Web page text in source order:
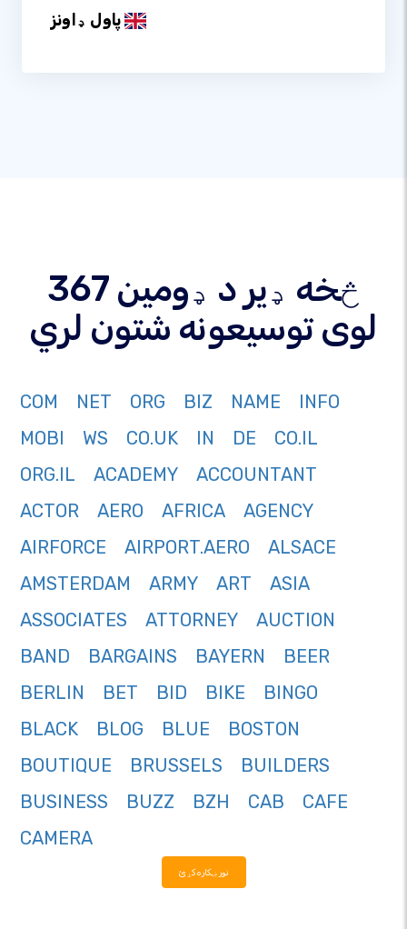
پاول ډاونز
367 څخه ډیر د ډومین
لوی توسیعونه شتون لري
COM NET ORG BIZ NAME
INFO
MOBI
WS CO.UK IN DE
CO.IL
ORG.IL
ACADEMY
ACCOUNTANT
ACTOR
AERO AFRICA
AGENCY
AIRFORCE
AIRPORT.AERO
ALSACE
AMSTERDAM
ARMY ART
ASIA
ASSOCIATES
ATTORNEY
AUCTION
BAND
BARGAINS BAYERN
BEER
BERLIN
BET BID BIKE
BINGO
BLACK
BLOG BLUE
BOSTON
BOUTIQUE
BRUSSELS
BUILDERS
BUSINESS
BUZZ BZH CAB
CAFE
CAMERA
نور ښکاره کړئ